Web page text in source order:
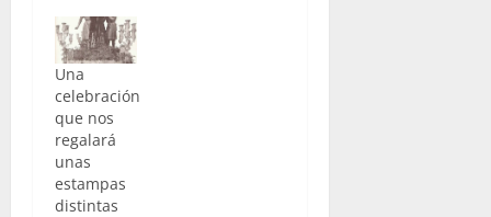
Una
celebración
que nos
regalará
unas
estampas
distintas